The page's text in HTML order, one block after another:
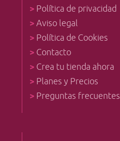
> Política de privacidad
>Aviso legal
> Política de Cookies
> Contacto
> Crea tu tienda ahora
> Planes y Precios
> Preguntas frecuentes